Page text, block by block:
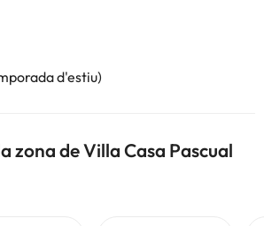
d'estiu)
zona de Villa Casa Pascual